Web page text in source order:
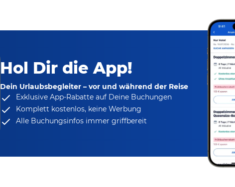
Hol Dir die App!
Dein Urlaubsbegleiter – vor und während der Reise
Exklusive App-Rabatteauf Deine Buchungen
Komplett kostenlos, keine Werbung
Alle Buchungsinfos immer griffbereit